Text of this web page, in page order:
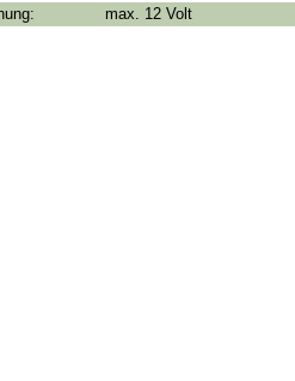
max. 12 Volt